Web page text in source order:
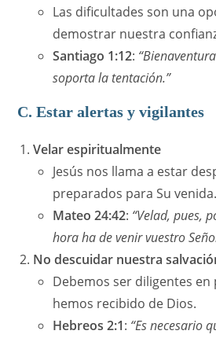
Las dificultades son una
demostrar nuestra
Santiago 1:12:
soporta la tentación.”
C. Estar alertas y vigilantes
Velar espiritualmente
Jesús nos llama a estar
preparados para Su venida.
Mateo 24:42: “Velad, pues,
hora ha de venir vuestro
No descuidar nuestra
Debemos ser diligentes
hemos recibido de Dios.
Hebreos 2:1: “Es necesario